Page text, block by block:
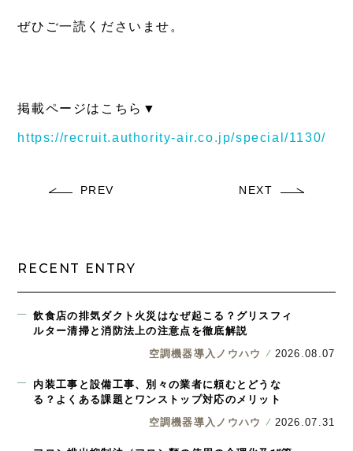
ぜひご一読くださいませ。
掲載ページはこちら▼
https://recruit.authority-air.co.jp/special/1130/
PREV NEXT
RECENT ENTRY
飲食店の排気ダクト火災はなぜ起こる？グリスフィ
ルター清掃と消防法上の注意点を徹底解説
空調機器導入ノウハウ
2026.08.07
内装工事と設備工事、別々の業者に頼むとどうな
る？よくある課題とワンストップ対応のメリット
空調機器導入ノウハウ
2026.07.31